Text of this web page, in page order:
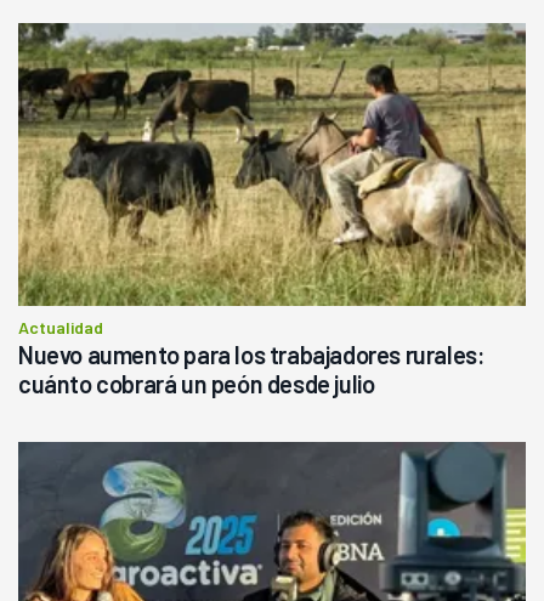
Actualidad
Nuevo aumento para los trabajadores rurales:
cuánto cobrará un peón desde julio